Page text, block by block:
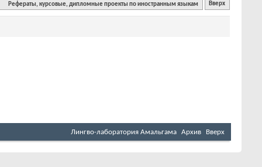
Рефераты, курсовые, дипломные проекты по иностранным языкам Вверх
Лингво-лаборатория Амальгама Архив Вверх